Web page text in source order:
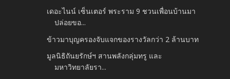
เดอะไนน์ เซ็นเตอร์ พระราม 9 ชวนเพื่อนบ้านมา
ปล่อยขอ...
ข้าวมาบุญครองจับแจกของรางวัลกว่า 2 ล้านบาท
มูลนิธิถันยรักษ์ฯ สานพลังกลุ่มทรู และ
มหาวิทยาลัยรา...